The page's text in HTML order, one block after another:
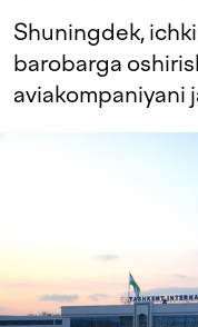
Shuningdek,
barobarga
aviakompaniyani